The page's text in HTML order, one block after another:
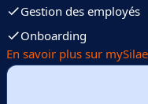
Gestion des employés
Onboarding
En savoir plus sur mySilae